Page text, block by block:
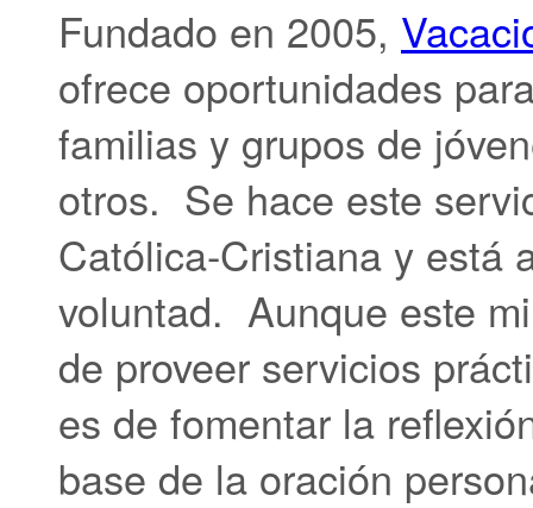
Fundado en 2005,
ofrece oportunidades
familias y grupos de
otros. Se hace este
Católica-Cristiana y está
voluntad. Aunque este
de proveer servicios
es de fomentar la
base de la oración